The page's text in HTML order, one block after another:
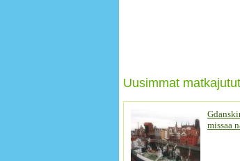
Uusimmat matkajutut
missaa